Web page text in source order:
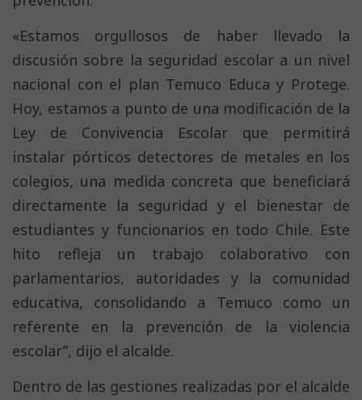
«Estamos orgullosos de haber llevado la
discusión sobre la seguridad escolar a un nivel
nacional con el plan Temuco Educa y Protege.
Hoy, estamos a punto de una modificación de la
Ley de Convivencia Escolar que permitirá
instalar pórticos detectores de metales en los
colegios, una medida concreta que beneficiará
directamente la seguridad y el bienestar de
estudiantes y funcionarios en todo Chile. Este
hito refleja un trabajo colaborativo con
parlamentarios, autoridades y la comunidad
educativa, consolidando a Temuco como un
referente en la prevención de la violencia
escolar”, dijo el alcalde.
Dentro de las gestiones realizadas por el alcalde